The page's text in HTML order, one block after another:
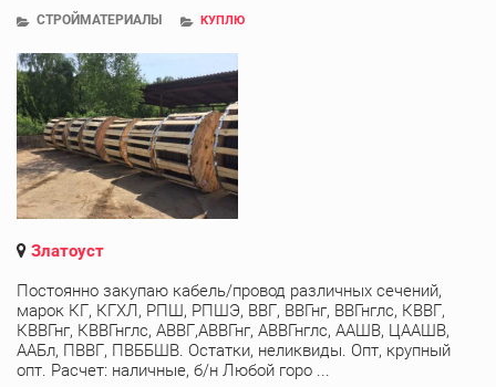
СТРОЙМАТЕРИАЛЫ КУПЛЮ
Златоуст
Постоянно закупаю кабель/провод различных сечений,
марок КГ, КГХЛ, РПШ, РПШЭ, ВВГ, ВВГнг, ВВГнглс, КВВГ,
КВВГнг, КВВГнглс, АВВГ,АВВГнг, АВВГнглс, ААШВ, ЦААШВ,
ААБл, ПВВГ, ПВББШВ. Остатки, неликвиды. Опт, крупный
опт. Расчет: наличные, б/н Любой горо ...